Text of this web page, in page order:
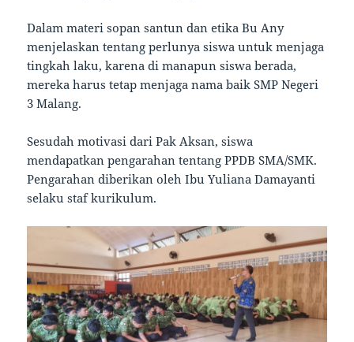
Dalam materi sopan santun dan etika Bu Any
menjelaskan tentang perlunya siswa untuk menjaga
tingkah laku, karena di manapun siswa berada,
mereka harus tetap menjaga nama baik SMP Negeri
3 Malang.
Sesudah motivasi dari Pak Aksan, siswa
mendapatkan pengarahan tentang PPDB SMA/SMK.
Pengarahan diberikan oleh Ibu Yuliana Damayanti
selaku staf kurikulum.